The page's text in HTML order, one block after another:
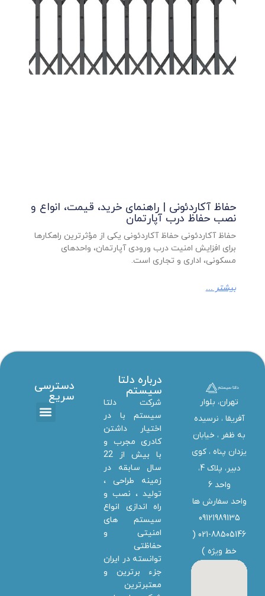
حفاظ آکاردئونی | راهنمای خرید، قیمت، انواع و
نصب حفاظ درب آپارتمان
حفاظ آکاردئونی حفاظ آکاردئونی یکی از مؤثرترین راهکارها
برای افزایش امنیت درب ورودی آپارتمان، واحدهای
مسکونی، اداری و تجاری است.
بیشتر ...
تهران، بلوار
آفریقا ، نرسیده
به ظفر ،‌ خیابان
یزدان پناه ، کوی
دبیر، پلاک 4،
واحد 6
واحد سفارش ها
09121989135
021-88505146 (
خط ویژه )
درباره دلتا
سیستم
شرکت دلتا
سیستم با در
اختیار داشتن
کادری مجرب و
با بیش از 22
سال سابقه در
زمینه طراحی ،
تولید ، نصب و
راه اندازی انواع
سیستم های
امنیتی و
حفاظتی
توانسته در ایران
جزء برترین و
معتبرترین
دسترسی
سریع